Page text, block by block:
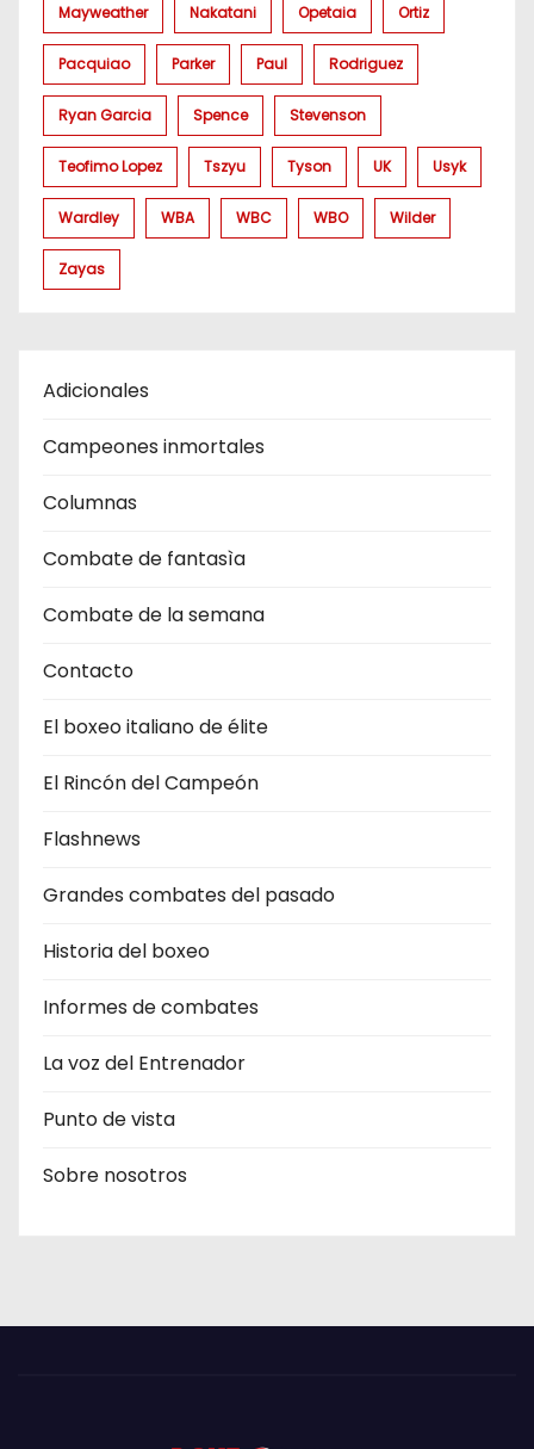
Mayweather Nakatani Opetaia Ortiz
Pacquiao Parker Paul Rodriguez
Ryan Garcia Spence Stevenson
Teofimo Lopez Tszyu Tyson UK Usyk
Wardley WBA WBC WBO Wilder
Zayas
Adicionales
Campeones inmortales
Columnas
Combate de fantasìa
Combate de la semana
Contacto
El boxeo italiano de élite
El Rincón del Campeón
Flashnews
Grandes combates del pasado
Historia del boxeo
Informes de combates
La voz del Entrenador
Punto de vista
Sobre nosotros